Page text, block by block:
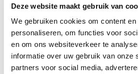
Deze website maakt gebruik van
We gebruiken cookies om content
personaliseren, om functies voor
en om ons websiteverkeer te
informatie over uw gebruik van onze
partners voor social media,
Uit hetNationale Benchmark Rapport
dat deopeningsratioop maandag het
gemiddelde tijdstip van de openingsratio
piek in de nacht, een dip in de morgen
stijging in de middag.